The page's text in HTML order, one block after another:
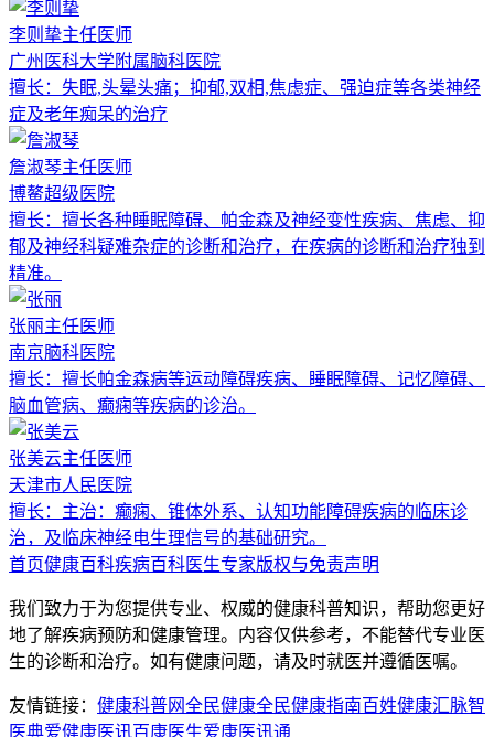
李则挚主任医师
广州医科大学附属脑科医院
擅长： 失眠,头晕头痛；抑郁,双相,焦虑症、强迫症等各类神经
症及老年痴呆的治疗
詹淑琴主任医师
博鳌超级医院
擅长： 擅长各种睡眠障碍、帕金森及神经变性疾病、焦虑、抑
郁及神经科疑难杂症的诊断和治疗，在疾病的诊断和治疗独到
精准。
张丽主任医师
南京脑科医院
擅长： 擅长帕金森病等运动障碍疾病、睡眠障碍、记忆障碍、
脑血管病、癫痫等疾病的诊治。
张美云主任医师
天津市人民医院
擅长： 主治：癫痫、锥体外系、认知功能障碍疾病的临床诊
治，及临床神经电生理信号的基础研究。
首页健康百科疾病百科医生专家版权与免责声明
我们致力于为您提供专业、权威的健康科普知识，帮助您更好
地了解疾病预防和健康管理。内容仅供参考，不能替代专业医
生的诊断和治疗。如有健康问题，请及时就医并遵循医嘱。
友情链接： 健康科普网全民健康全民健康指南百姓健康汇脉智
医典爱健康医讯百康医生爱康医讯通